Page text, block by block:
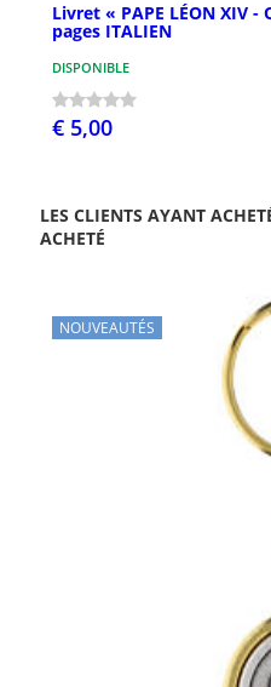
Livret « PAPE LÉON XIV
pages ITALIEN
DISPONIBLE
€ 5,00
LES CLIENTS AYANT
ACHETÉ
NOUVEAUTÉS